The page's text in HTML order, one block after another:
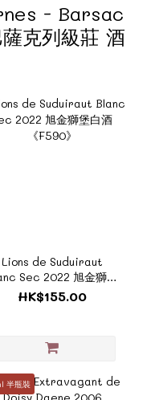
- Barsac
克列級莊 酒
Lions de Suduiraut
Sec 2022 旭金獅堡
白酒《F590》
HK$155.00
半瓶裝